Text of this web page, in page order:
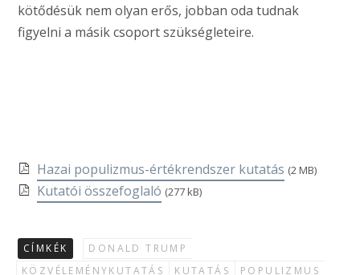
kötődésük nem olyan erős, jobban oda tudnak
figyelni a másik csoport szükségleteire.
Hazai populizmus-értékrendszer kutatás (2 MB)
Kutatói összefoglaló (277 kB)
CÍMKÉK
DONALD TRUMP
KÖZVÉLEMÉNYKUTATÁS
KUTATÁS
POPULIZMUS